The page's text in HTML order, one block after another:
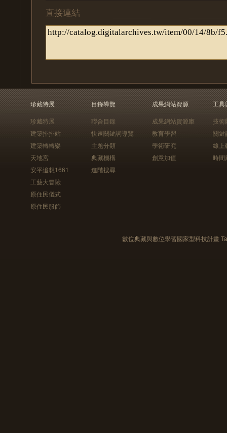
直接連結
珍藏特展
珍藏特展
建築排排站
建築轉轉樂
天地宮
安平追想1661
工藝大冒險
原住民儀式
原住民服飾
目錄導覽
聯合目錄
快速關鍵詞導覽
主題分類
典藏機構
進階搜尋
成果網站資源
成果網站資源庫
教育學習
學術研究
創意加值
工具
技術
關鍵
線上
時間
數位典藏與數位學習國家型科技計畫